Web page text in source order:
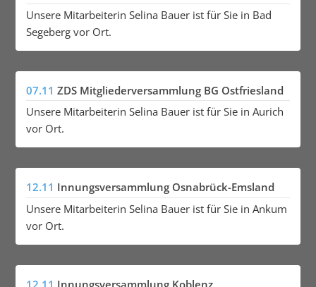
Unsere Mitarbeiterin Selina Bauer ist für Sie in Bad
Segeberg vor Ort.
07.11 ZDS Mitgliederversammlung BG Ostfriesland
Unsere Mitarbeiterin Selina Bauer ist für Sie in Aurich
vor Ort.
12.11 Innungsversammlung Osnabrück-Emsland
Unsere Mitarbeiterin Selina Bauer ist für Sie in Ankum
vor Ort.
12.11 Innungsversammlung Koblenz